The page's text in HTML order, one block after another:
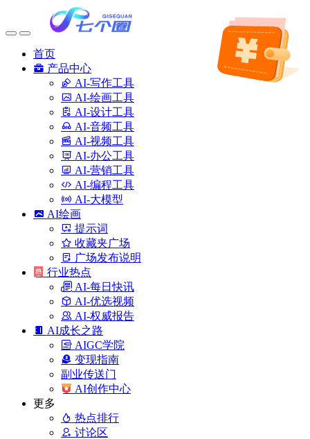
首页
产品中心
AI-写作工具
AI-绘画工具
AI-设计工具
AI-音频工具
AI-视频工具
AI-办公工具
AI-营销工具
AI-编程工具
AI-大模型
AI绘画
提示词
收藏夹广场
广场发布说明
行业热点
AI-每日快讯
AI-优选视频
AI-权威报告
AI成长之路
AIGC学院
变现指南
副业传送门
AI创作中心
更多
热点排行
讨论区